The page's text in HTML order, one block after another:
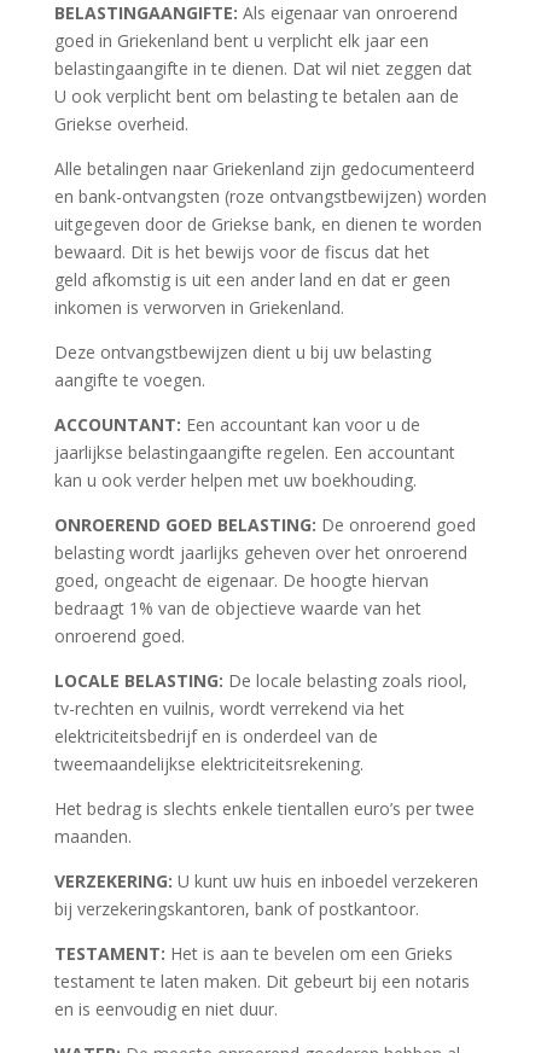
BELASTINGAANGIFTE: Als eigenaar van onroerend
goed in Griekenland bent u verplicht elk jaar een
belastingaangifte in te dienen. Dat wil niet zeggen dat
U ook verplicht bent om belasting te betalen aan de
Griekse overheid.
Alle betalingen naar Griekenland zijn gedocumenteerd
en bank-ontvangsten (roze ontvangstbewijzen) worden
uitgegeven door de Griekse bank, en dienen te worden
bewaard. Dit is het bewijs voor de fiscus dat het
geld afkomstig is uit een ander land en dat er geen
inkomen is verworven in Griekenland.
Deze ontvangstbewijzen dient u bij uw belasting
aangifte te voegen.
ACCOUNTANT: Een accountant kan voor u de
jaarlijkse belastingaangifte regelen. Een accountant
kan u ook verder helpen met uw boekhouding.
ONROEREND GOED BELASTING: De onroerend goed
belasting wordt jaarlijks geheven over het onroerend
goed, ongeacht de eigenaar. De hoogte hiervan
bedraagt 1% van de objectieve waarde van het
onroerend goed.
LOCALE BELASTING: De locale belasting zoals riool,
tv-rechten en vuilnis, wordt verrekend via het
elektriciteitsbedrijf en is onderdeel van de
tweemaandelijkse elektriciteitsrekening.
Het bedrag is slechts enkele tientallen euro’s per twee
maanden.
VERZEKERING: U kunt uw huis en inboedel verzekeren
bij verzekeringskantoren, bank of postkantoor.
TESTAMENT: Het is aan te bevelen om een Grieks
testament te laten maken. Dit gebeurt bij een notaris
en is eenvoudig en niet duur.